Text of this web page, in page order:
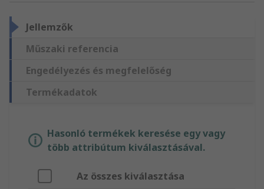
Jellemzők
Műszaki referencia
Engedélyezés és megfelelőség
Termékadatok
Hasonló termékek keresése egy vagy
több attribútum kiválasztásával.
Az összes kiválasztása